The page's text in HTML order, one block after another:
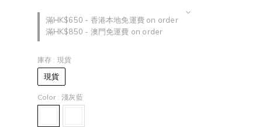
滿HK$650 - 香港本地免運費 on order
滿HK$850 - 澳門免運費 on order
庫存 : 現貨
現貨
Color : 淺灰藍